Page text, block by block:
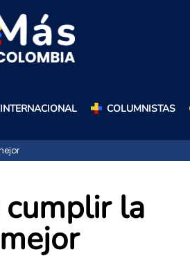
INTERNACIONAL COLUMNISTAS
la